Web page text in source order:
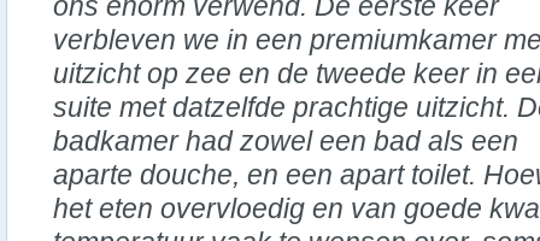
verbleven we in een premiumkamer
uitzicht op zee en de tweede keer in
suite met datzelfde prachtige uitzicht.
badkamer had zowel een bad als een
aparte douche, en een apart toilet.
het eten overvloedig en van goede